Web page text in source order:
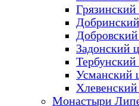
Задонский
Усманский
Монастыри